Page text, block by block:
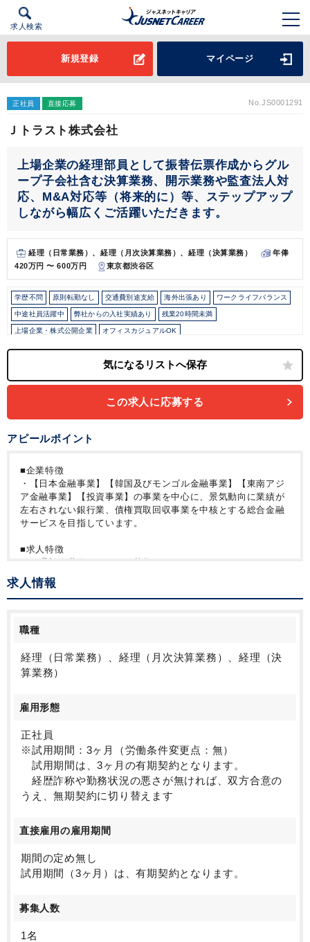
求人検索
新規登録 マイページ
正社員 直接応募 No.JS0001291
Ｊトラスト株式会社
上場企業の経理部員として振替伝票作成からグル
ープ子会社含む決算業務、開示業務や監査法人対
応、M&A対応等（将来的に）等、ステップアップ
しながら幅広くご活躍いただきます。
経理（日常業務）、経理（月次決算業務）、経理（決算業務）
年俸
420万円 〜 600万円
東京都渋谷区
学歴不問 原則転勤なし 交通費別途支給 海外出張あり ワークライフバランス
中途社員活躍中 弊社からの入社実績あり 残業20時間未満
上場企業・株式公開企業 オフィスカジュアルOK
年間休日120日以上
この求人に応募する
アピールポイント
■企業特徴
・【日本金融事業】【韓国及びモンゴル金融事業】【東南アジ
ア金融事業】【投資事業】の事業を中心に、景気動向に業績が
左右されない銀行業、債権買取回収事業を中核とする総合金融
サービスを目指しています。
■求人特徴
・日常経理から決算対応まで、ステップアップしながらご活躍
いただきます。
・中途入社中心の環境で様々なバックボーンを持った方々が在
・国際会計基準を導入、インドネシア、韓国を中心とした海外
・働き方：残業が少なく、有給休暇も取得しやすい環境で、メ
リハリをつけて勤務することが可能です。
・年収：ご評価は年収に反映されますので年収を上げていくこ
職を考えている方、日常経理からステップアップしたい方や、
多忙過ぎてワークライフバランスを整えたいとお考えの方にお
薦めです。
求人情報
職種
経理（日常業務）、経理（月次決算業務）、経理（決
算業務）
雇用形態
正社員
※試用期間：3ヶ月（労働条件変更点：無）
試用期間は、3ヶ月の有期契約となります。
経歴詐称や勤務状況の悪さが無ければ、双方合意の
うえ、無期契約に切り替えます
直接雇用の雇用期間
期間の定め無し
試用期間（3ヶ月）は、有期契約となります。
募集人数
1名